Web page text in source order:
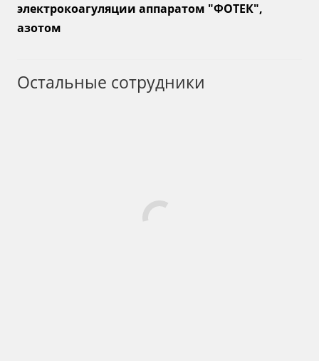
электрокоагуляции аппаратом "ФОТЕК",
азотом
Остальные сотрудники